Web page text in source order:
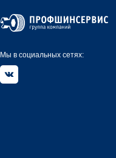
Мы в социальных сетях: